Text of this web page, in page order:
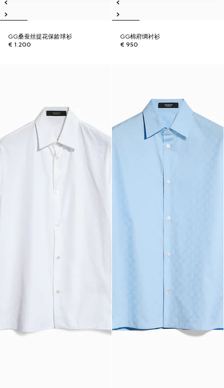
GG桑蚕丝提花保龄球衫
€ 1.200
GG棉府绸衬衫
€ 950